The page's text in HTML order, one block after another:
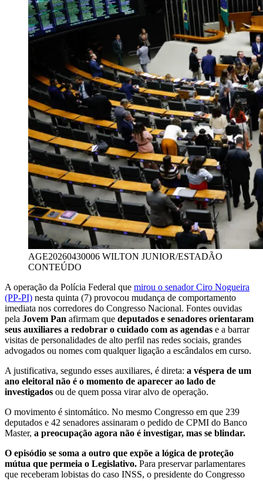
AGE20260430006 WILTON JUNIOR/ESTADÃO
CONTEÚDO
A operação da Polícia Federal que mirou o senador Ciro Nogueira
(PP-PI) nesta quinta (7) provocou mudança de comportamento
imediata nos corredores do Congresso Nacional. Fontes ouvidas
pela Jovem Pan afirmam que deputados e senadores orientaram
seus auxiliares a redobrar o cuidado com as agendas e a barrar
visitas de personalidades de alto perfil nas redes sociais, grandes
advogados ou nomes com qualquer ligação a escândalos em curso.
A justificativa, segundo esses auxiliares, é direta: a véspera de um
ano eleitoral não é o momento de aparecer ao lado de
investigados ou de quem possa virar alvo de operação.
O movimento é sintomático. No mesmo Congresso em que 239
deputados e 42 senadores assinaram o pedido de CPMI do Banco
Master, a preocupação agora não é investigar, mas se blindar.
O episódio se soma a outro que expõe a lógica de proteção
mútua que permeia o Legislativo. Para preservar parlamentares
que receberam lobistas do caso INSS, o presidente do Congresso